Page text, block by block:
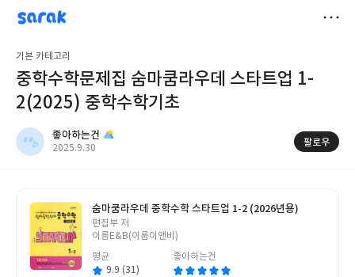
sarak
좋아하는건
기본 카테고리
중학수학문제집 숨마쿰라우데 스타트업 1-
2(2025) 중학수학기초
좋아하는건
작
2025.9.30
팔로우
숨마쿰라우데 중학수학 스타트업 1-2 (2026년용)
글
쓴
편집부 저
이룸E&B(이룸이앤비)
평균
9.9 (31)
좋아하는건